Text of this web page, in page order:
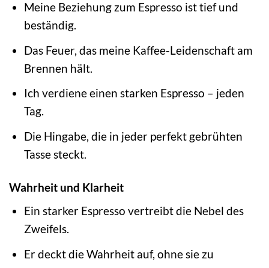
Meine Beziehung zum Espresso ist tief und
beständig.
Das Feuer, das meine Kaffee-Leidenschaft am
Brennen hält.
Ich verdiene einen starken Espresso – jeden
Tag.
Die Hingabe, die in jeder perfekt gebrühten
Tasse steckt.
Wahrheit und Klarheit
Ein starker Espresso vertreibt die Nebel des
Zweifels.
Er deckt die Wahrheit auf, ohne sie zu